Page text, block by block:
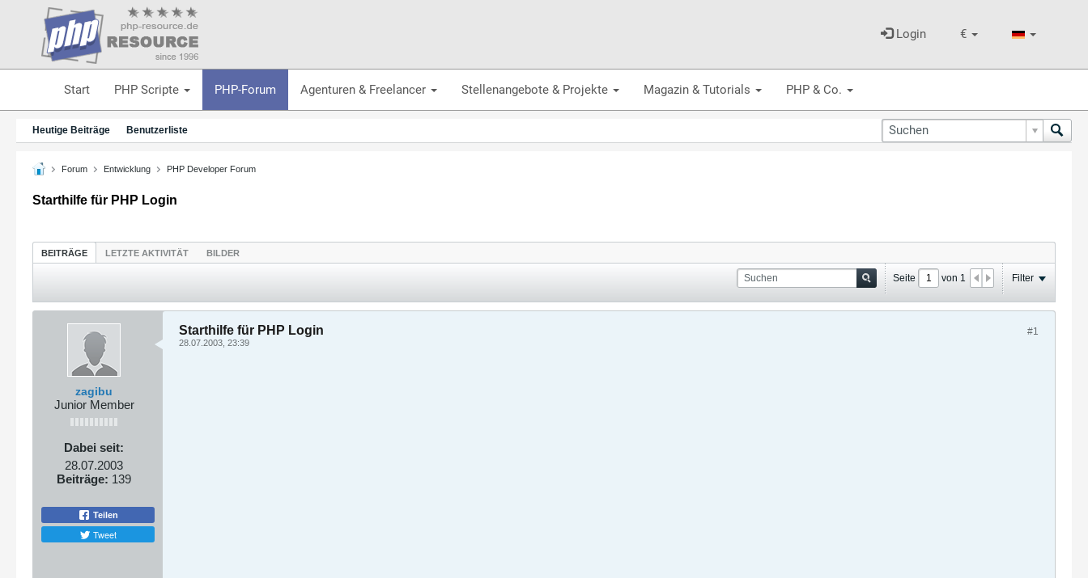
€
Login
Start PHP Scripte PHP-Forum Agenturen & Freelancer Stellenangebote & Projekte Magazin & Tutorials PHP & Co.
Heutige Beiträge Benutzerliste
Forum Entwicklung PHP Developer Forum
Starthilfe für PHP Login
BEITRÄGE LETZTE AKTIVITÄT BILDER
Seite von 1 Filter
zagibu
Junior Member
Dabei seit:
28.07.2003
Beiträge: 139
Teilen
Tweet
#1
Starthilfe für PHP Login
28.07.2003, 23:39